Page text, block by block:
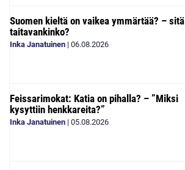
Suomen kieltä on vaikea ymmärtää? – sitä
taitavankinko?
Inka Janatuinen | 06.08.2026
Feissarimokat: Katia on pihalla? – ”Miksi
kysyttiin henkkareita?”
Inka Janatuinen | 05.08.2026